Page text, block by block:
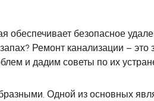
безопасное
Ремонт канализации –
и дадим советы по их
Одной из основных